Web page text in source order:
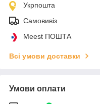
Укрпошта
Самовивіз
Meest ПОШТА
Всі умови доставки
Умови оплати